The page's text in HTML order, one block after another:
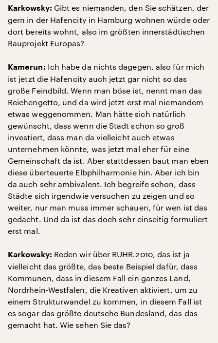
Karkowsky: Gibt es niemanden, den Sie schätzen, der
gern in der Hafencity in Hamburg wohnen würde oder
dort bereits wohnt, also im größten innerstädtischen
Bauprojekt Europas?
Kamerun: Ich habe da nichts dagegen, also für mich
ist jetzt die Hafencity auch jetzt gar nicht so das
große Feindbild. Wenn man böse ist, nennt man das
Reichengetto, und da wird jetzt erst mal niemandem
etwas weggenommen. Man hätte sich natürlich
gewünscht, dass wenn die Stadt schon so groß
investiert, dass man da vielleicht auch etwas
unternehmen könnte, was jetzt mal eher für eine
Gemeinschaft da ist. Aber stattdessen baut man eben
diese überteuerte Elbphilharmonie hin. Aber ich bin
da auch sehr ambivalent. Ich begreife schon, dass
Städte sich irgendwie versuchen zu zeigen und so
weiter, nur man muss immer schauen, für wen ist das
gedacht. Und da ist das doch sehr einseitig formuliert
erst mal.
Karkowsky: Reden wir über RUHR.2010, das ist ja
vielleicht das größte, das beste Beispiel dafür, dass
Kommunen, dass in diesem Fall ein ganzes Land,
Nordrhein-Westfalen, die Kreativen aktiviert, um zu
einem Strukturwandel zu kommen, in diesem Fall ist
es sogar das größte deutsche Bundesland, das das
gemacht hat. Wie sehen Sie das?